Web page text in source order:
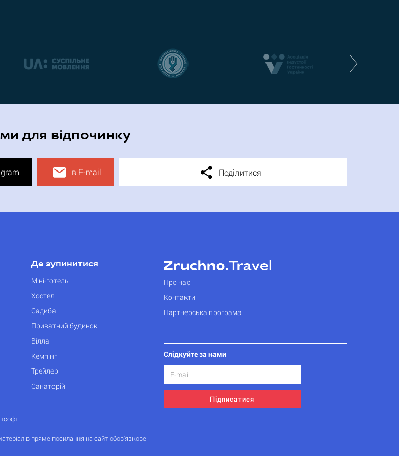
для відпочинку
в E-mail Поділитися
Де зупинитися
Міні-готель
Хостел
Садиба
Приватний будинок
Вілла
Кемпінг
Трейлер
Санаторій
Про нас
Контакти
Партнерська програма
Слідкуйте за нами
Підписатися
пряме посилання на сайт обов'язкове.